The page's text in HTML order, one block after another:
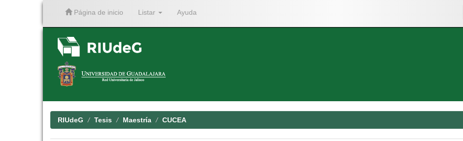
Página de inicio Listar Ayuda
RIUdeG Tesis Maestría CUCEA